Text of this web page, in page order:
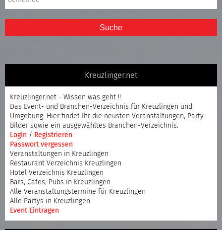
Suche
Kreuzlinger.net
Kreuzlinger.net - Wissen was geht !!
Das Event- und Branchen-Verzeichnis für Kreuzlingen und
Umgebung. Hier findet Ihr die neusten Veranstaltungen, Party-
Bilder sowie ein ausgewähltes Branchen-Verzeichnis.
Login / Registrieren
Passwort vergessen
Veranstaltungen in Kreuzlingen
Restaurant Verzeichnis Kreuzlingen
Hotel Verzeichnis Kreuzlingen
Bars, Cafes, Pubs in Kreuzlingen
Alle Veranstaltungstermine für Kreuzlingen
Alle Partys in Kreuzlingen
Event Eintragen